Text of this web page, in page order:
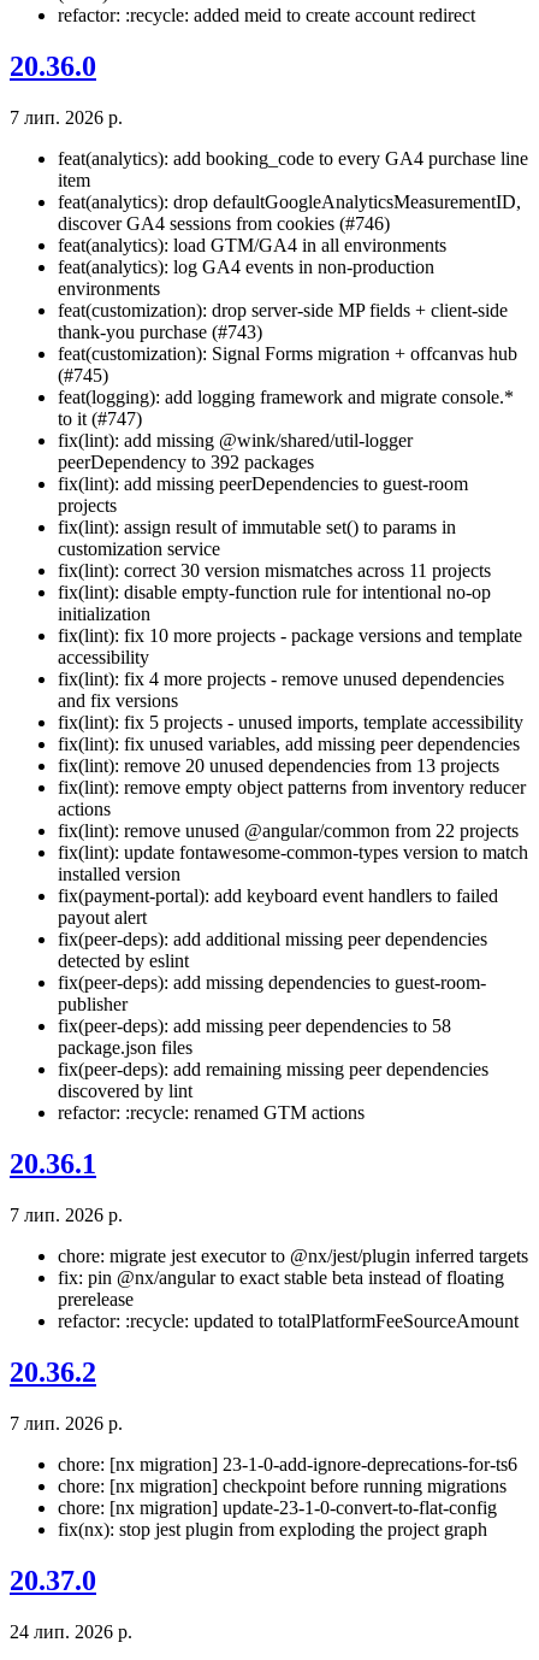
refactor: :recycle: added meid to create account redirect
20.36.0
7 лип. 2026 р.
feat(analytics): add booking_code to every GA4 purchase line
item
feat(analytics): drop defaultGoogleAnalyticsMeasurementID,
discover GA4 sessions from cookies (#746)
feat(analytics): load GTM/GA4 in all environments
feat(analytics): log GA4 events in non-production
environments
feat(customization): drop server-side MP fields + client-side
thank-you purchase (#743)
feat(customization): Signal Forms migration + offcanvas hub
(#745)
feat(logging): add logging framework and migrate console.*
to it (#747)
fix(lint): add missing @wink/shared/util-logger
peerDependency to 392 packages
fix(lint): add missing peerDependencies to guest-room
projects
fix(lint): assign result of immutable set() to params in
customization service
fix(lint): correct 30 version mismatches across 11 projects
fix(lint): disable empty-function rule for intentional no-op
initialization
fix(lint): fix 10 more projects - package versions and template
accessibility
fix(lint): fix 4 more projects - remove unused dependencies
and fix versions
fix(lint): fix 5 projects - unused imports, template accessibility
fix(lint): fix unused variables, add missing peer dependencies
fix(lint): remove 20 unused dependencies from 13 projects
fix(lint): remove empty object patterns from inventory reducer
actions
fix(lint): remove unused @angular/common from 22 projects
fix(lint): update fontawesome-common-types version to match
installed version
fix(payment-portal): add keyboard event handlers to failed
payout alert
fix(peer-deps): add additional missing peer dependencies
detected by eslint
fix(peer-deps): add missing dependencies to guest-room-
publisher
fix(peer-deps): add missing peer dependencies to 58
package.json files
fix(peer-deps): add remaining missing peer dependencies
discovered by lint
refactor: :recycle: renamed GTM actions
20.36.1
7 лип. 2026 р.
chore: migrate jest executor to @nx/jest/plugin inferred targets
fix: pin @nx/angular to exact stable beta instead of floating
prerelease
refactor: :recycle: updated to totalPlatformFeeSourceAmount
20.36.2
7 лип. 2026 р.
chore: [nx migration] 23-1-0-add-ignore-deprecations-for-ts6
chore: [nx migration] checkpoint before running migrations
chore: [nx migration] update-23-1-0-convert-to-flat-config
fix(nx): stop jest plugin from exploding the project graph
20.37.0
24 лип. 2026 р.